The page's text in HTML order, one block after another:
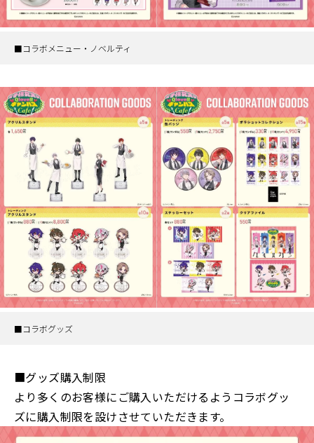
■コラボメニュー・ノベルティ
■コラボグッズ
■グッズ購入制限
より多くのお客様にご購入いただけるようコラボグッ
ズに購入制限を設けさせていただきます。